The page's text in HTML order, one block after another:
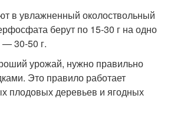
в увлажненный околоствольный
берут по 15-30 г на одно
— 30-50 г.
урожай, нужно правильно
Это правило работает
плодовых деревьев и ягодных